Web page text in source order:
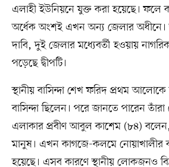
এলাহী ইউনিয়নে যুক্ত করা হয়েছে। ফলে
অর্ধেক অংশই এখন অন্য জেলার অধীনে।
দাবি, দুই জেলার মধ্যেবর্তী হওয়ায়
পড়েছে দ্বীপটি।
স্থানীয় বাসিন্দা শেখ ফরিদ প্রথম আলোকে
বাসিন্দা ছিলেন। পরে জানতে পারেন তাঁরা
এলাকার প্রবীণ আবুল কাশেম (৮৪) বলেন,
মানুষ। এখন কাগজে-কলমে নোয়াখালীর
হয়েছে। এসব কারণে স্থানীয় লোকজনও